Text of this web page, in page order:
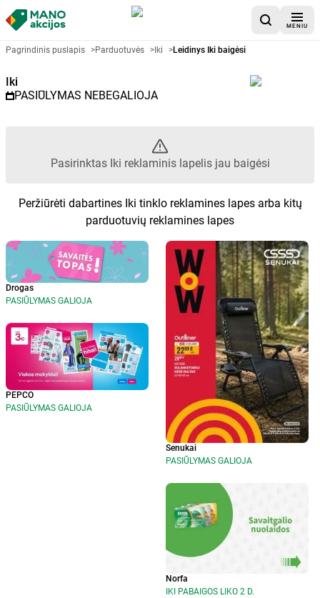
MENIU
Akcijų lapelis Iki - Pasirinktas
Pagrindinis puslapis >Parduotuvės > Iki >Leidinys Iki baigėsi
Iki
PASIŪLYMAS NEBEGALIOJA
Pasirinktas Iki reklaminis lapelis jau baigėsi
Peržiūrėti dabartines Iki tinklo reklamines lapes arba kitų
parduotuvių reklamines lapes
Drogas
PASIŪLYMAS GALIOJA
PEPCO
PASIŪLYMAS GALIOJA
Senukai
PASIŪLYMAS GALIOJA
Norfa
IKI PABAIGOS LIKO 2 D.